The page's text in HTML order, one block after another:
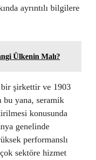
ayrıntılı bilgilere
Ülkenin Malı?
şirkettir ve 1903
bu yana, seramik
konusunda
genelinde
performanslı
sektöre hizmet